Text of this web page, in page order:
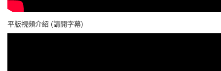
平版視頻介紹 (請開字幕)